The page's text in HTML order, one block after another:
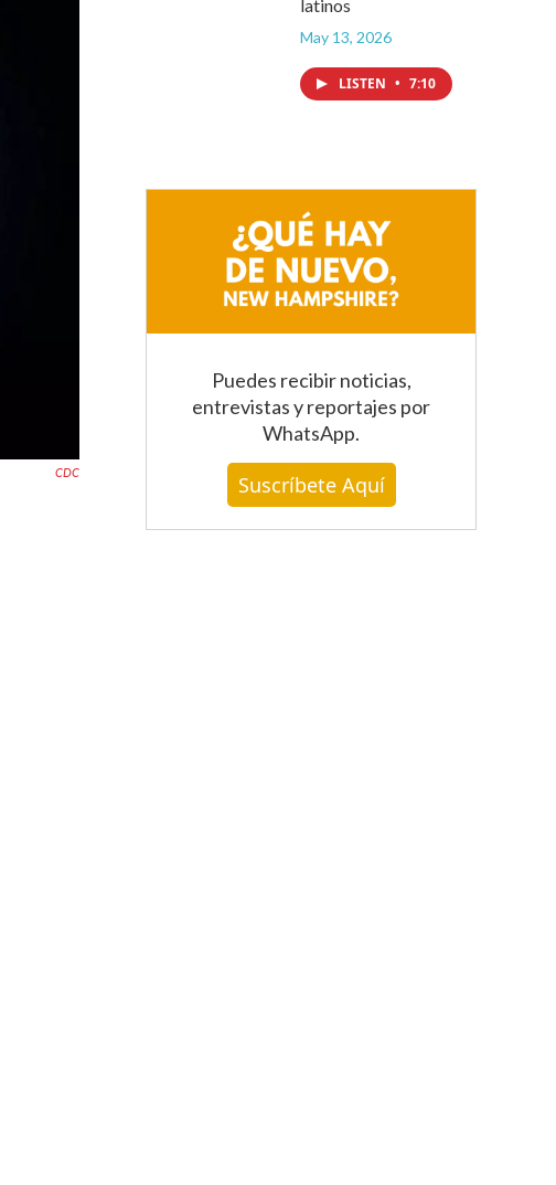
CDC
latinos
May 13, 2026
LISTEN • 7:10
Puedes recibir noticias,
entrevistas y reportajes por
WhatsApp.
Suscríbete Aquí